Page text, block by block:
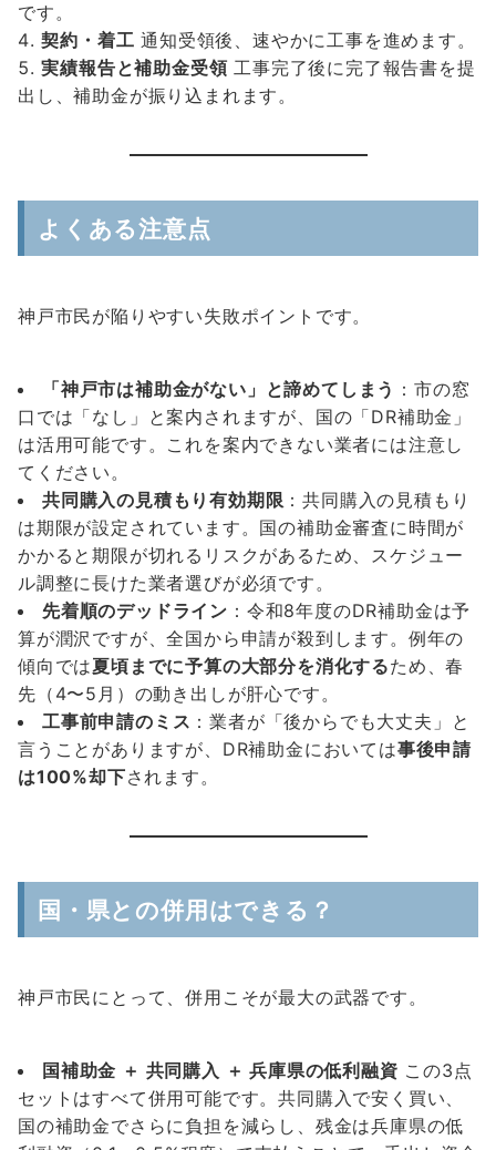
です。
契約・着工 通知受領後、速やかに工事を進めます。
実績報告と補助金受領工事完了後に完了報告書を提
出し、補助金が振り込まれます。
よくある注意点
神戸市民が陥りやすい失敗ポイントです。
「神戸市は補助金がない」と諦めてしまう ：市の窓
口では「なし」と案内されますが、国の「DR補助金」
は活用可能です。これを案内できない業者には注意し
てください。
共同購入の見積もり有効期限 ：共同購入の見積もり
は期限が設定されています。国の補助金審査に時間が
かかると期限が切れるリスクがあるため、スケジュー
ル調整に長けた業者選びが必須です。
先着順のデッドライン ：令和8年度のDR補助金は予
算が潤沢ですが、全国から申請が殺到します。例年の
傾向では夏頃までに予算の大部分を消化するため、春
先（4〜5月）の動き出しが肝心です。
工事前申請のミス ：業者が「後からでも大丈夫」と
言うことがありますが、DR補助金においては事後申請
は100%却下されます。
国・県との併用はできる？
神戸市民にとって、併用こそが最大の武器です。
国補助金 ＋ 共同購入 ＋ 兵庫県の低利融資 この3点
セットはすべて併用可能です。共同購入で安く買い、
国の補助金でさらに負担を減らし、残金は兵庫県の低